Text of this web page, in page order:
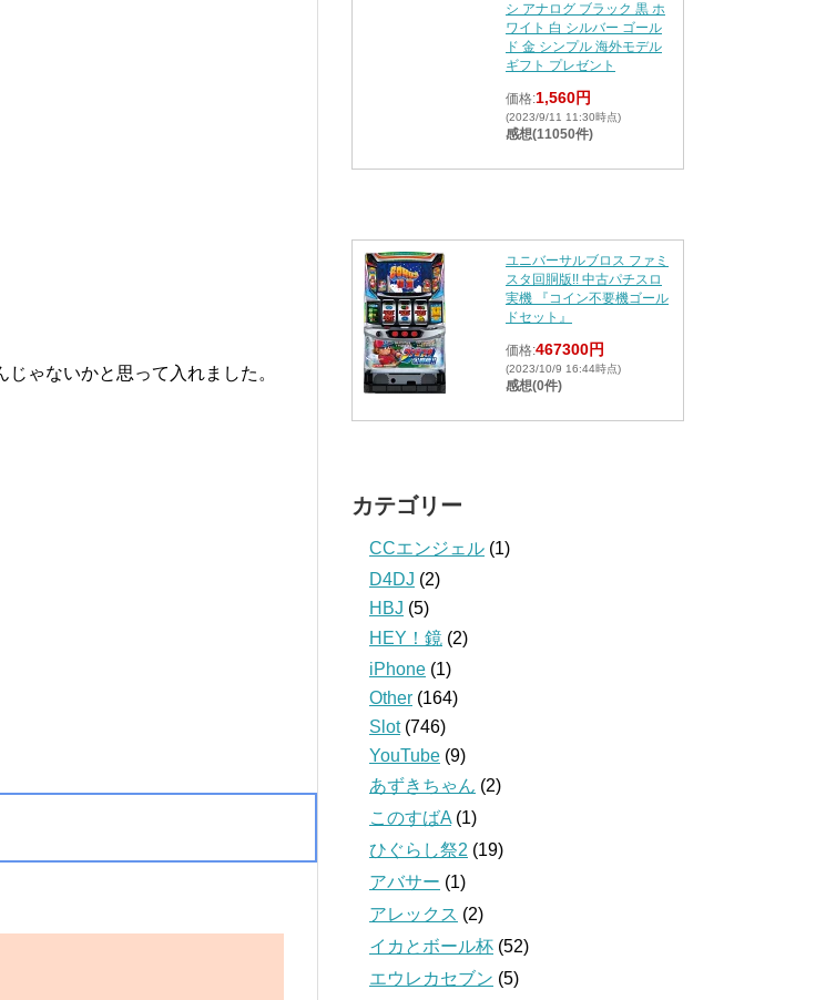
じゃないかと思って入れました。
シ アナログ ブラック 黒 ホ
ワイト 白 シルバー ゴール
ド 金 シンプル 海外モデル
ギフト プレゼント
価格:1,560円
(2023/9/11 11:30時点)
感想(11050件)
ユニバーサルブロス ファミ
スタ回胴版!! 中古パチスロ
実機 『コイン不要機ゴール
ドセット』
価格:467300円
(2023/10/9 16:44時点)
感想(0件)
カテゴリー
CCエンジェル (1)
D4DJ (2)
HBJ (5)
HEY！鏡 (2)
iPhone (1)
Other (164)
Slot(746)
YouTube (9)
あずきちゃん (2)
このすばA (1)
ひぐらし祭2 (19)
アバサー (1)
アレックス (2)
イカとボール杯 (52)
エウレカセブン (5)